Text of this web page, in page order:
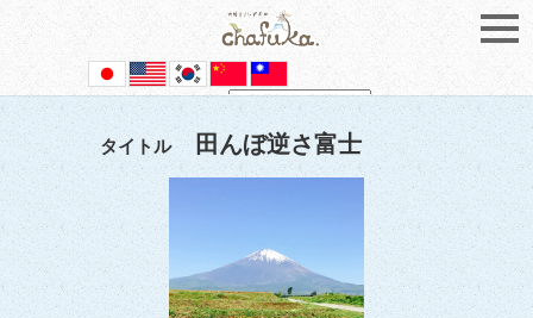
Powered by Translate
タイトル 田んぼ逆さ富士